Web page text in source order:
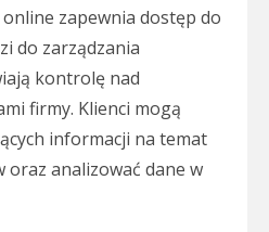
zapewnia dostęp do
do zarządzania
kontrolę nad
firmy. Klienci mogą
informacji na temat
oraz analizować dane w